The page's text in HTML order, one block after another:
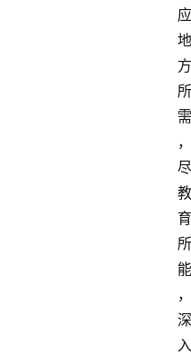
应
地
方
所
需
，
尽
教
育
所
能
，
深
入